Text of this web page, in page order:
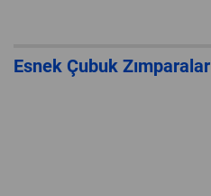
Esnek Çubuk Zımparalar